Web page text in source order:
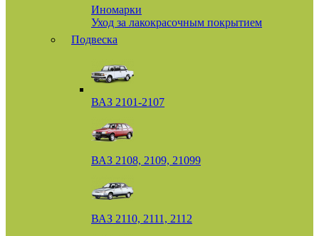
Иномарки
Уход за лакокрасочным покрытием
Подвеска
ВАЗ 2101-2107
ВАЗ 2108, 2109, 21099
ВАЗ 2110, 2111, 2112